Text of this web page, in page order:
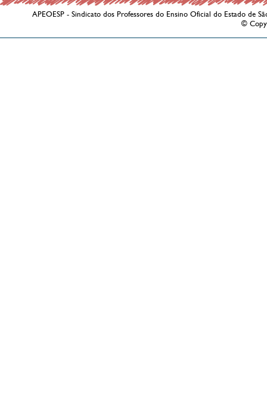
APEOESP - Sindicato dos Professores do Ensino Oficial do Estado de
©